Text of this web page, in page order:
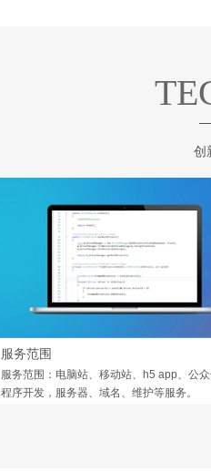
创
服务范围
服务范围：电脑站、移动站、h5 app、公
程序开发，服务器、域名、维护等服务。